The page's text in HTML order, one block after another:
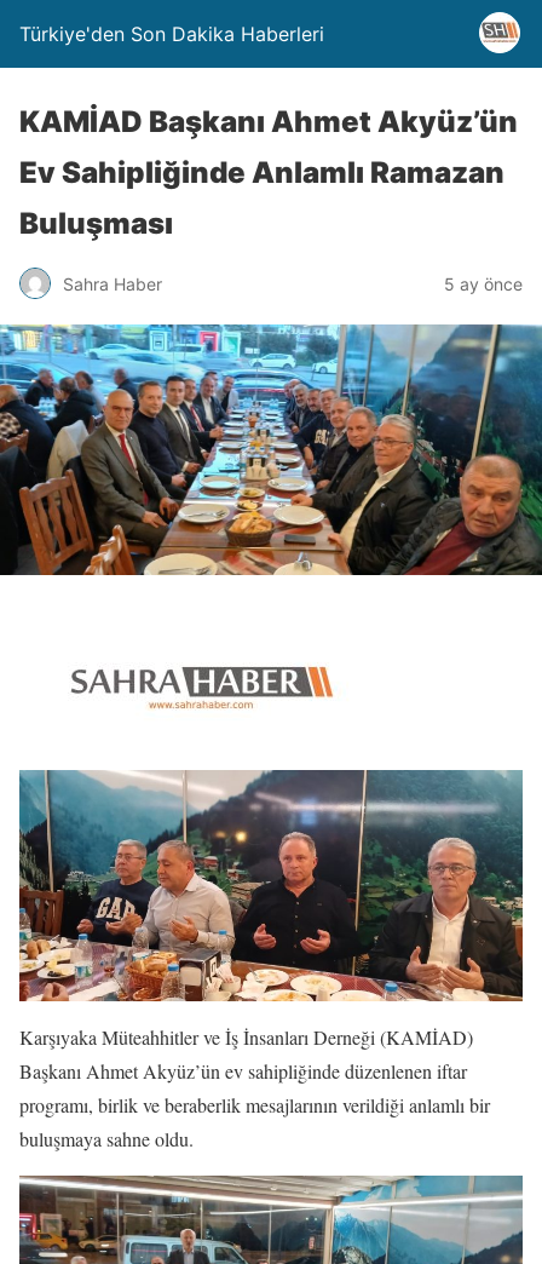
Türkiye'den Son Dakika Haberleri
KAMİAD Başkanı Ahmet Akyüz’ün
Ev Sahipliğinde Anlamlı Ramazan
Buluşması
Sahra Haber 5 ay önce
Karşıyaka Müteahhitler ve İş İnsanları Derneği (KAMİAD)
Başkanı Ahmet Akyüz’ün ev sahipliğinde düzenlenen iftar
programı, birlik ve beraberlik mesajlarının verildiği anlamlı bir
buluşmaya sahne oldu.